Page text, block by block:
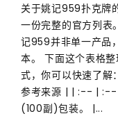
关于姚记959扑克牌
一份完整的官方列表
记959并非单一产品
本。 下面这个表格
式，你可以快速了
参考来源 | | :-- | :--
(100副)包装。 |...